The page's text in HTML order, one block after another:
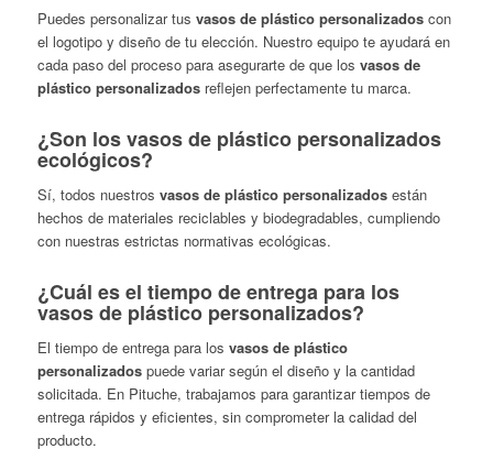
Puedes personalizar tus vasos de plástico personalizadoscon
el logotipo y diseño de tu elección. Nuestro equipo te ayudará en
cada paso del proceso para asegurarte de que los vasos de
plástico personalizadosreflejen perfectamente tu marca.
¿Son los vasos de plástico personalizados
ecológicos?
Sí, todos nuestros vasos de plástico personalizadosestán
hechos de materiales reciclables y biodegradables, cumpliendo
con nuestras estrictas normativas ecológicas.
¿Cuál es el tiempo de entrega para los
vasos de plástico personalizados?
El tiempo de entrega para los vasos de plástico
personalizadospuede variar según el diseño y la cantidad
solicitada. En Pituche, trabajamos para garantizar tiempos de
entrega rápidos y eficientes, sin comprometer la calidad del
producto.